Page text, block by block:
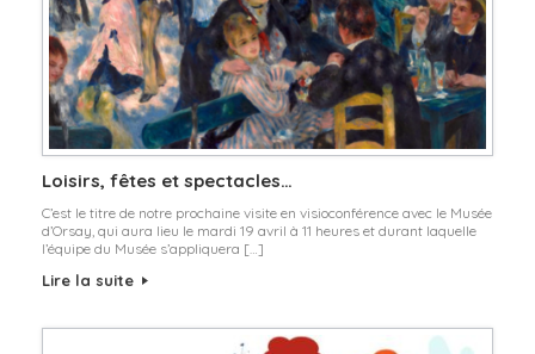
Loisirs, fêtes et spectacles…
C’est le titre de notre prochaine visite en visioconférence avec le Musée
d’Orsay, qui aura lieu le mardi 19 avril à 11 heures et durant laquelle
l’équipe du Musée s’appliquera […]
Lire la suite